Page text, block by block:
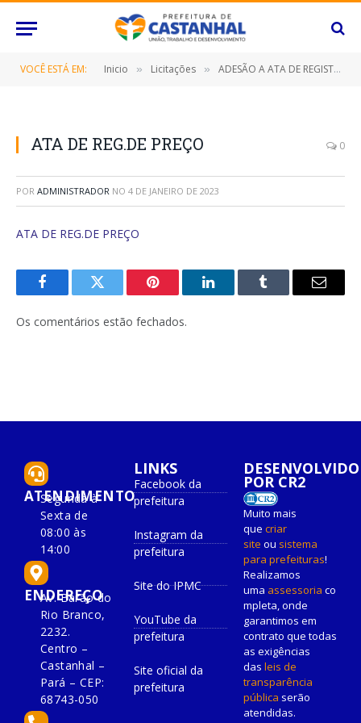
VOCÊ ESTÁ EM: Inicio » Licitações » ADESÃO A ATA DE REGISTRO DE PREÇOS Nº 004/2022 (Contratação de pessoa jurídica para fornecimento de brinquedos destinados as brinquedotecas, salas de recursos funcionais, psicologia e AEE)
ATA DE REG.DE PREÇO 0
POR ADMINISTRADOR NO 4 DE JANEIRO DE 2023
ATA DE REG.DE PREÇO
FacebookTwitter Pinterest O
Tumblr
E-
Os comentários estão fechados.
ATENDIMENTO
Segunda à
Sexta de
08:00 às
14:00
ENDEREÇO
Av. Barão do
Rio Branco,
2232.
Centro –
Castanhal –
Pará – CEP:
68743-050
LINKS
Facebook da
prefeitura
Instagram da
prefeitura
Site do IPMC
YouTube da
prefeitura
Site oficial da
prefeitura
DESENVOLVIDO
POR CR2
Muito mais
que criar
site ou sistema
para prefeituras!
Realizamos
uma assessoria co
mpleta, onde
garantimos em
contrato que todas
as exigências
das leis de
transparência
pública serão
atendidas.